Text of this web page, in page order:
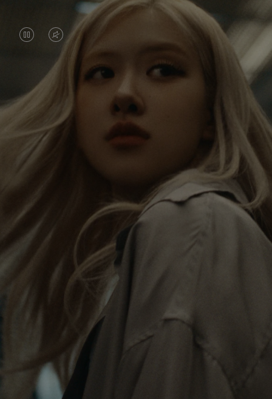
VIDEO
PAUSED,
PLEASE
PRESS
TO
VIDEO
IS
MUTED,
PLEASE
PRESS
UNMUTE
常に世界を旅するロゼ。ひとつひとつの旅が彼女
に新しい視点をもたらし、大きな影響を与えてい
ます。 新たな目的地にたどり着くたびに、彼女
は、世界を、そして自分自身を再発見するので
彼女が愛用する RIMOWA Classic キャビン は、さ
まざまな旅の思い出を彼女に蘇らせます。ひとつ
ひとつのステッカー、傷跡、へこみが、彼女の旅
の軌跡です。